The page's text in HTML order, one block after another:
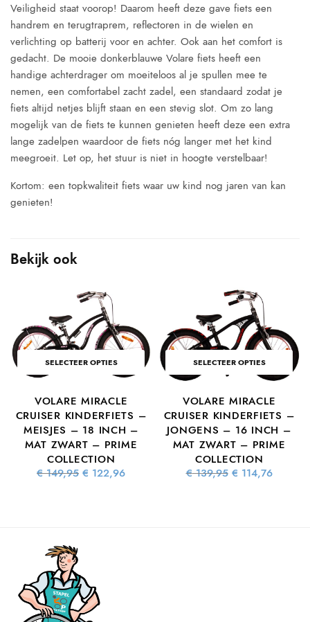
Veiligheid staat voorop! Daarom heeft deze gave fiets een
handrem en terugtraprem, reflectoren in de wielen en
verlichting op batterij voor en achter. Ook aan het comfort is
gedacht. De mooie donkerblauwe Volare fiets heeft een
handige achterdrager om moeiteloos al je spullen mee te
nemen, een comfortabel zacht zadel, een standaard zodat je
fiets altijd netjes blijft staan en een stevig slot. Om zo lang
mogelijk van de fiets te kunnen genieten heeft deze een extra
lange zadelpen waardoor de fiets nóg langer met het kind
meegroeit. Let op, het stuur is niet in hoogte verstelbaar!
Kortom: een topkwaliteit fiets waar uw kind nog jaren van kan
genieten!
Bekijk ook
SELECTEER OPTIES
VOLARE MIRACLE
CRUISER KINDERFIETS –
MEISJES – 18 INCH –
MAT ZWART – PRIME
COLLECTION
€149,95 Oorspronkelijke
prijs was:
€ 122,96
SELECTEER OPTIES
VOLARE MIRACLE
CRUISER KINDERFIETS –
JONGENS – 16 INCH –
MAT ZWART – PRIME
COLLECTION
€139,95 Oorspronkelijke
prijs was:
€ 114,76